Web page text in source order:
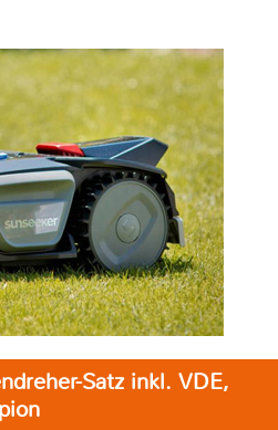
Satz inkl. VDE,